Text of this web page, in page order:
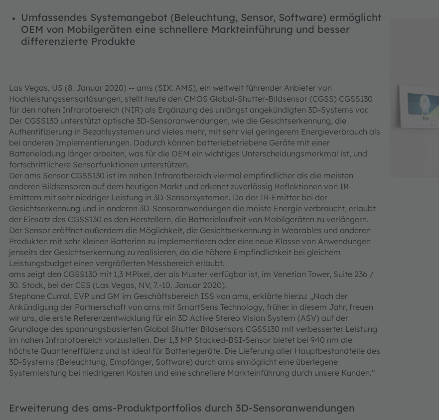
Umfassendes Systemangebot (Beleuchtung, Sensor, Software) ermöglicht
OEM von Mobilgeräten eine schnellere Markteinführung und besser
differenzierte Produkte
Las Vegas, US (8. Januar 2020) -- ams (SIX: AMS), ein weltweit führender Anbieter von
Hochleistungssensorlösungen, stellt heute den CMOS Global-Shutter-Bildsensor (CGSS) CGSS130
für den nahen Infrarotbereich (NIR) als Ergänzung des unlängst angekündigten 3D-Systems vor.
Der CGSS130 unterstützt optische 3D-Sensoranwendungen, wie die Gesichtserkennung, die
Authentifizierung in Bezahlsystemen und vieles mehr, mit sehr viel geringerem Energieverbrauch als
bei anderen Implementierungen. Dadurch können batteriebetriebene Geräte mit einer
Batterieladung länger arbeiten, was für die OEM ein wichtiges Unterscheidungsmerkmal ist, und
fortschrittlichere Sensorfunktionen unterstützen.
Der ams Sensor CGSS130 ist im nahen Infrarotbereich viermal empfindlicher als die meisten
anderen Bildsensoren auf dem heutigen Markt und erkennt zuverlässig Reflektionen von IR-
Emittern mit sehr niedriger Leistung in 3D-Sensorsystemen. Da der IR-Emitter bei der
Gesichtserkennung und in anderen 3D-Sensoranwendungen die meiste Energie verbraucht, erlaubt
der Einsatz des CGSS130 es den Herstellern, die Batterielaufzeit von Mobilgeräten zu verlängern.
Der Sensor eröffnet außerdem die Möglichkeit, die Gesichtserkennung in Wearables und anderen
Produkten mit sehr kleinen Batterien zu implementieren oder eine neue Klasse von Anwendungen
jenseits der Gesichtserkennung zu realisieren, da die höhere Empfindlichkeit bei gleichem
Leistungsbudget einen vergrößerten Messbereich erlaubt.
ams zeigt den CGSS130 mit 1,3 MPixel, der als Muster verfügbar ist, im Venetian Tower, Suite 236 /
30. Stock, bei der CES (Las Vegas, NV, 7.-10. Januar 2020).
Stephane Curral, EVP und GM im Geschäftsbereich ISS von ams, erklärte hierzu: „Nach der
Ankündigung der Partnerschaft von ams mit SmartSens Technology, früher in diesem Jahr, freuen
wir uns, die erste Referenzentwicklung für ein 3D Active Stereo Vision System (ASV) auf der
Grundlage des spannungsbasierten Global Shutter Bildsensors CGSS130 mit verbesserter Leistung
im nahen Infrarotbereich vorzustellen. Der 1,3 MP Stacked-BSI-Sensor bietet bei 940 nm die
höchste Quanteneffizienz und ist ideal für Batteriegeräte. Die Lieferung aller Hauptbestandteile des
3D-Systems (Beleuchtung, Empfänger, Software) durch ams ermöglicht eine überlegene
Systemleistung bei niedrigeren Kosten und eine schnellere Markteinführung durch unsere Kunden.“
Erweiterung des ams-Produktportfolios durch 3D-Sensoranwendungen